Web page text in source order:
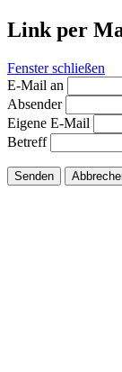
Link per
Fenster schließen
E-Mail an
Absender
Eigene E-Mail
Betreff
Senden